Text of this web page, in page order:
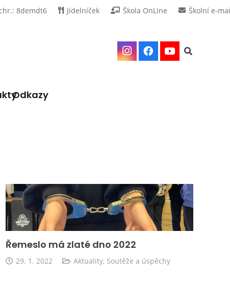
8demdt6 Jídelníček Škola OnLine Školní e-
Odkazy
Řemeslo má zlaté dno 2022
29. 1. 2022 Aktuality, Soutěže a úspěchy